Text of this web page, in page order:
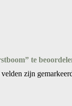
te
velden zijn